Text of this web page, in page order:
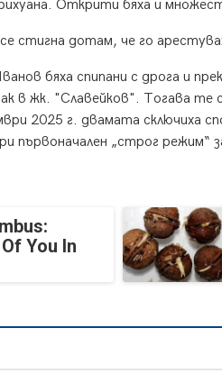
Открити бяха и
стигна дотам, че го
бяха спипани с дрога и
в жк. "Славейков". Тогава те
2025 г. двамата сключиха
първоначален „строг режим“
You In